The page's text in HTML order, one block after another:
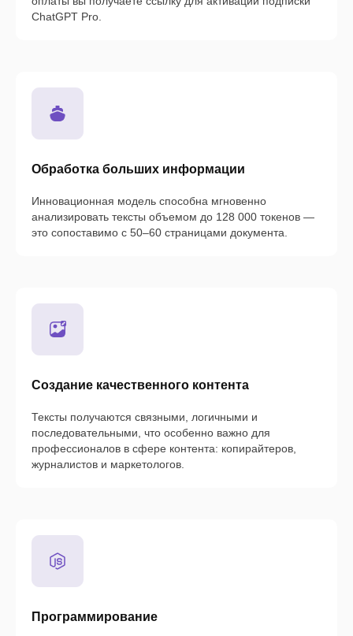
ChatGPT Pro.
Обработка больших информации
Инновационная модель способна мгновенно
анализировать тексты объемом до 128 000 токенов —
это сопоставимо с 50–60 страницами документа.
Создание качественного контента
Тексты получаются связными, логичными и
последовательными, что особенно важно для
профессионалов в сфере контента: копирайтеров,
журналистов и маркетологов.
Программирование